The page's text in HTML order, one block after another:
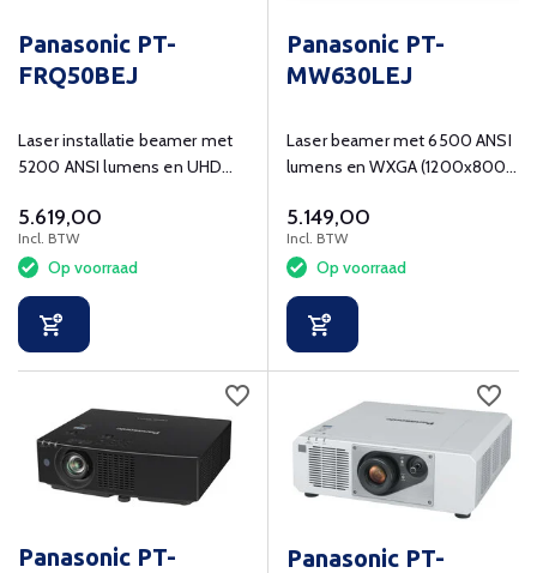
Panasonic PT-
FRQ50BEJ
Laser installatie beamer met
5200 ANSI lumens en UHD
5.619,00
Incl. BTW
Op voorraad
Panasonic PT-
MW630LEJ
Laser beamer met 6500 ANSI
lumens en WXGA (1200x800)
5.149,00
Incl. BTW
Op voorraad
Panasonic PT-
Panasonic PT-